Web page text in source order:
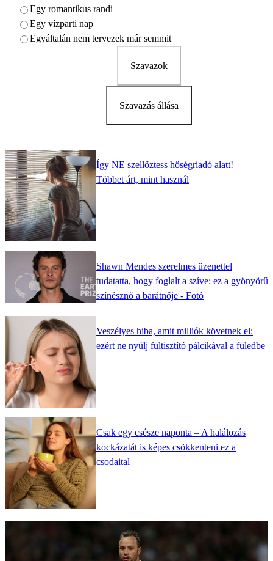
Egy romantikus randi
Egy vízparti nap
Egyáltalán nem tervezek már semmit
Szavazok
Szavazás állása
Így NE szellőztess hőségriadó alatt! –
Többet árt, mint használ
Shawn Mendes szerelmes üzenettel
tudatatta, hogy foglalt a szíve: ez a gyönyörű
színésznő a barátnője - Fotó
Veszélyes hiba, amit milliók követnek el:
ezért ne nyúlj fültisztító pálcikával a füledbe
Csak egy csésze naponta – A halálozás
kockázatát is képes csökkenteni ez a
csodaital